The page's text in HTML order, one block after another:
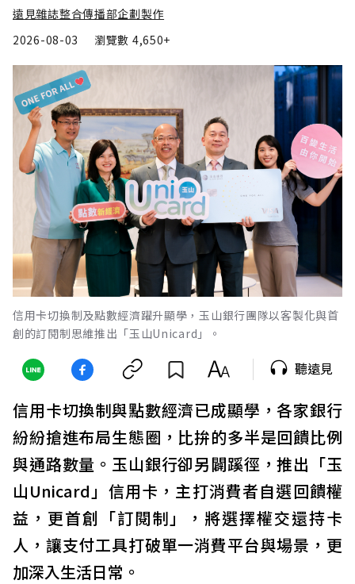
遠見雜誌整合傳播部企劃製作
2026-08-03
瀏覽數 4,650+
信用卡切換制及點數經濟躍升顯學，玉山銀行團隊以客製化與首
創的訂閱制思維推出「玉山Unicard」。
聽遠見
信用卡切換制與點數經濟已成顯學，各家銀行
紛紛搶進布局生態圈，比拚的多半是回饋比例
與通路數量。玉山銀行卻另闢蹊徑，推出「玉
山Unicard」信用卡，主打消費者自選回饋權
益，更首創「訂閱制」，將選擇權交還持卡
人，讓支付工具打破單一消費平台與場景，更
加深入生活日常。